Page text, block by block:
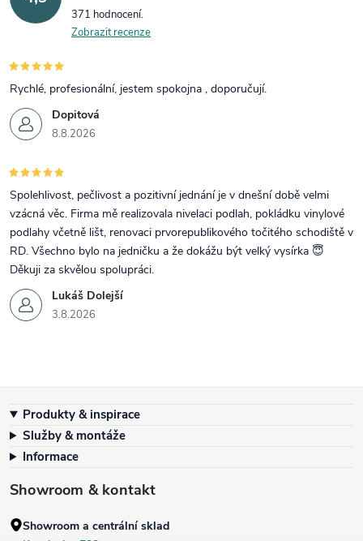
371 hodnocení
Zobrazit recenze
Dopitová
8.8.2026
Rychlé, profesionální, jestem spokojna , doporučují.
Lukáš Dolejší
3.8.2026
Spolehlivost, pečlivost a pozitivní jednání je v dnešní době velmi
vzácná věc. Firma mě realizovala nivelaci podlah, pokládku vinylové
podlahy včetně lišt, renovaci prvorepublikového točitého schodiště v
RD. Všechno bylo na jedničku a že dokážu být velký vysírka 😇
Děkuji za skvělou spolupráci.
Produkty & inspirace
Služby & montáže
Informace
Showroom & kontakt
Showroom a centrální sklad